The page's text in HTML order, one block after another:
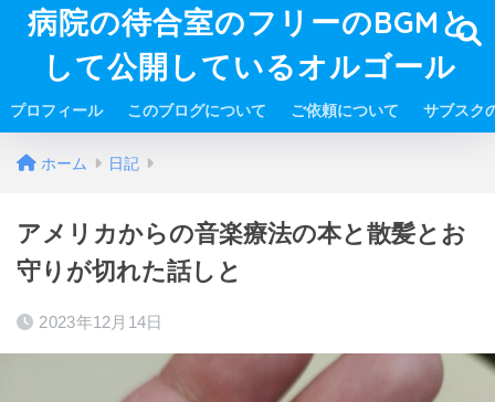
病院の待合室のフリーのBGMと
して公開しているオルゴール
プロフィール このブログについて ご依頼について サブスク
ホーム 日記
アメリカからの音楽療法の本と散髪とお
守りが切れた話しと
2023年12月14日